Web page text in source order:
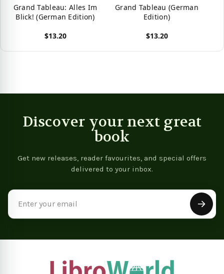
Grand Tableau: Alles Im
Blick! (German Edition)
$13.20
Grand Tableau (German
Edition)
$13.20
Discover your next great
book
Get new releases, reader favourites, and special offers
delivered to your inbox.